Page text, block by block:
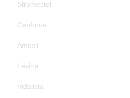
Stromectol
Cenforce
Amoxil
Levitra
Vidalista